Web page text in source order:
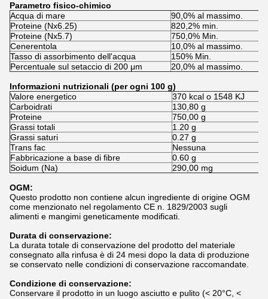
Parametro fisico-chimico
Acqua di mare
90,0% al massimo.
Proteine (Nx6.25)
820,2% min.
Proteine (Nx5.7)
750,0% Min.
Cenerentola
10,0% al massimo.
Tasso di assorbimento dell'acqua
150% Min.
Percentuale sul setaccio di 200 μm
20,0% al massimo.
Informazioni nutrizionali (per ogni 100 g)
Valore energetico
370 kcal o 1548 KJ
Carboidrati
130,80 g
Proteine
750,00 g
Grassi totali
1.20 g
Grassi saturi
0.27 g
Trans fac
Nessuna
Fabbricazione a base di fibre
0.60 g
Soidum (Na)
290,00 mg
OGM:
Questo prodotto non contiene alcun ingrediente di origine OGM
come menzionato nel regolamento CE n. 1829/2003 sugli
alimenti e mangimi geneticamente modificati.
Durata di conservazione:
La durata totale di conservazione del prodotto del materiale
consegnato alla rinfusa è di 24 mesi dopo la data di produzione
se conservato nelle condizioni di conservazione raccomandate.
Condizione di conservazione:
Conservare il prodotto in un luogo asciutto e pulito (< 20°C, <